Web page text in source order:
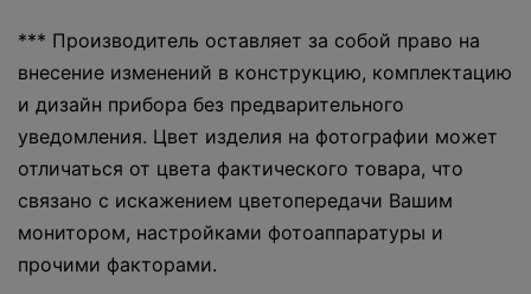
*** Производитель оставляет за собой право на
внесение изменений в конструкцию, комплектацию
и дизайн прибора без предварительного
уведомления. Цвет изделия на фотографии может
отличаться от цвета фактического товара, что
связано с искажением цветопередачи Вашим
монитором, настройками фотоаппаратуры и
прочими факторами.